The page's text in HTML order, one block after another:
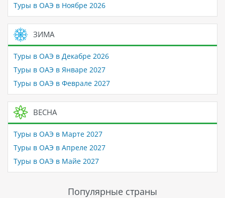
Туры в ОАЭ в Ноябре 2026
ЗИМА
Туры в ОАЭ в Декабре 2026
Туры в ОАЭ в Январе 2027
Туры в ОАЭ в Феврале 2027
ВЕСНА
Туры в ОАЭ в Марте 2027
Туры в ОАЭ в Апреле 2027
Туры в ОАЭ в Майе 2027
Популярные страны